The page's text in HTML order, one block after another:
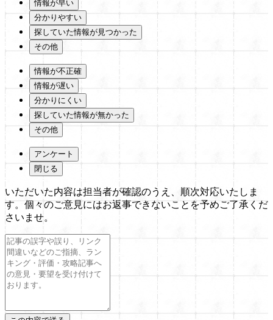
情報が早い
分かりやすい
探していた情報が見つかった
その他
情報が不正確
情報が遅い
分かりにくい
探していた情報が無かった
その他
アンケート
閉じる
いただいた内容は担当者が確認のうえ、順次対応いたしま
す。個々のご意見にはお返事できないことを予めご了承くだ
さいませ。